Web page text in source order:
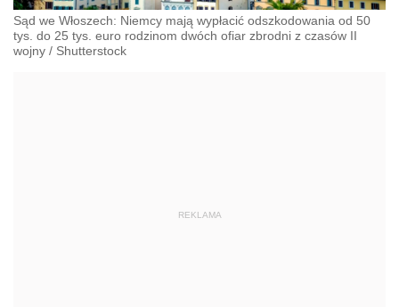
Sąd we Włoszech: Niemcy mają wypłacić odszkodowania od 50
tys. do 25 tys. euro rodzinom dwóch ofiar zbrodni z czasów II
wojny / Shutterstock